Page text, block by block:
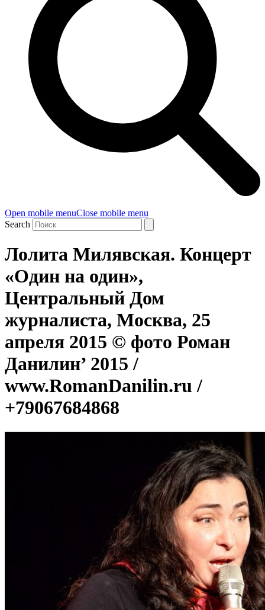
Open mobile menuClose mobile menu
Search
Лолита Милявская. Концерт
«Один на один»,
Центральный Дом
журналиста, Москва, 25
апреля 2015 © фото Роман
Данилин’ 2015 /
www.RomanDanilin.ru /
+79067684868